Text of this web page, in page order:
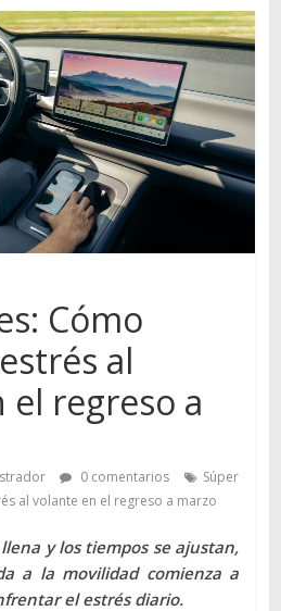
Cómo
al
regreso a
0 comentarios
Súper
al volante en el regreso a marzo
y los tiempos se ajustan,
a la movilidad comienza a
el estrés diario.